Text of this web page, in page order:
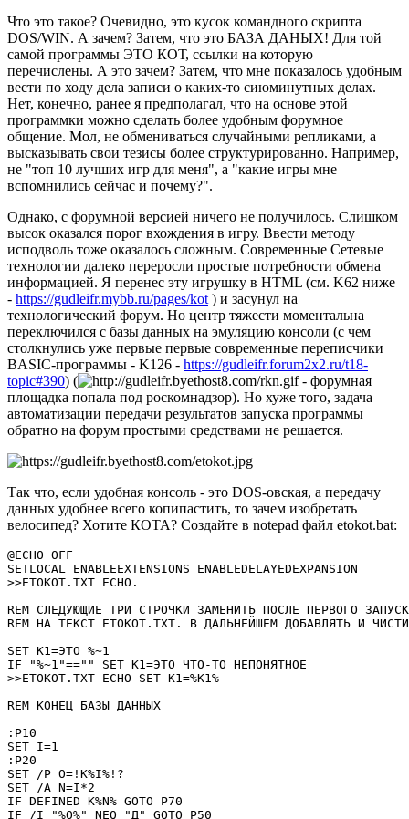
Что это такое? Очевидно, это кусок командного скрипта
DOS/WIN. А зачем? Затем, что это БАЗА ДАНЫХ! Для той
самой программы ЭТО КОТ, ссылки на которую
перечислены. А это зачем? Затем, что мне показалось удобным
вести по ходу дела записи о каких-то сиюминутных делах.
Нет, конечно, ранее я предполагал, что на основе этой
программки можно сделать более удобным форумное
общение. Мол, не обмениваться случайными репликами, а
высказывать свои тезисы более структурированно. Например,
не "топ 10 лучших игр для меня", а "какие игры мне
вспомнились сейчас и почему?".
Однако, с форумной версией ничего не получилось. Слишком
высок оказался порог вхождения в игру. Ввести методу
исподволь тоже оказалось сложным. Современные Сетевые
технологии далеко переросли простые потребности обмена
информацией. Я перенес эту игрушку в HTML (см. K62 ниже
- https://gudleifr.mybb.ru/pages/kot ) и засунул на
технологический форум. Но центр тяжести моментальна
переключился с базы данных на эмуляцию консоли (с чем
столкнулись уже первые первые современные переписчики
BASIC-программы - K126 - https://gudleifr.forum2x2.ru/t18-
topic#390) (
- форумная
площадка попала под роскомнадзор). Но хуже того, задача
автоматизации передачи результатов запуска программы
обратно на форум простыми средствами не решается.
Так что, если удобная консоль - это DOS-овская, а передачу
данных удобнее всего копипастить, то зачем изобретать
велосипед? Хотите КОТА? Создайте в notepad файл etokot.bat:
@ECHO OFF
SETLOCAL ENABLEEXTENSIONS ENABLEDELAYEDEXPANSION
>>ETOKOT.TXT ECHO.
REM СЛЕДУЮЩИЕ ТРИ СТРОЧКИ ЗАМЕНИТЬ ПОСЛЕ ПЕРВОГО
REM НА ТЕКСТ ETOKOT.TXT. В ДАЛЬНЕЙШЕМ ДОБАВЛЯТЬ И
SET K1=ЭТО %~1
IF "%~1"=="" SET K1=ЭТО ЧТО-ТО НЕПОНЯТНОЕ
>>ETOKOT.TXT ECHO SET K1=%K1%
REM КОНЕЦ БАЗЫ ДАННЫХ
:P10
SET I=1
:P20
SET /P O=!K%I%!?
SET /A N=I*2
IF DEFINED K%N% GOTO P70
IF /I "%O%" NEQ "Д" GOTO P50